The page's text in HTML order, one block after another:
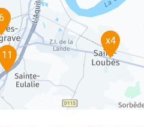
x4
11
6